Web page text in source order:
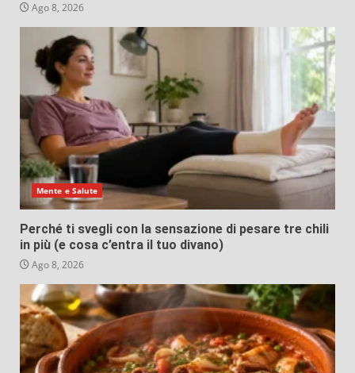
Ago 8, 2026
Mente e Salute
Perché ti svegli con la sensazione di pesare tre chili
in più (e cosa c’entra il tuo divano)
Ago 8, 2026